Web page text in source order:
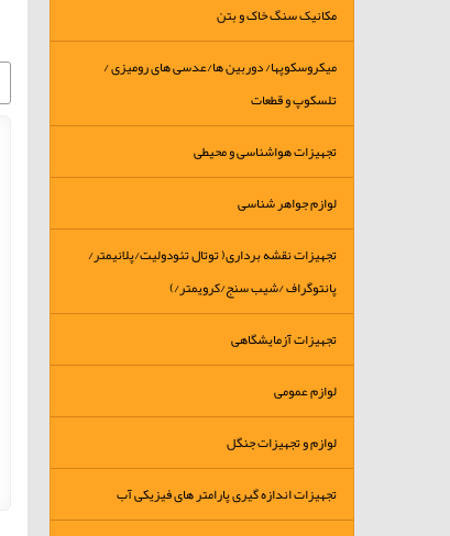
مکانیک سنگ خاک و بتن
میکروسکوپها/ دوربین ها/عدسی های رومیزی /
تلسکوپ و قطعات
تجهیزات هواشناسی و محیطی
لوازم جواهر شناسی
تجهیزات نقشه برداری( توتال تئودولیت/پلانیمتر/
پانتوگراف /شیب سنج/کرویمتر/)
تجهیزات آزمایشگاهی
لوازم عمومی
لوازم و تجهیزات جنگل
تجهیزات اندازه گیری پارامتر های فیزیکی آب